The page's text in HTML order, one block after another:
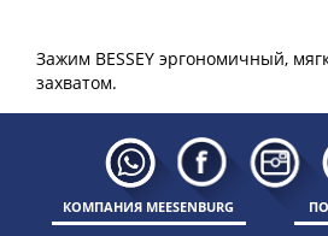
Зажим BESSEY эргономичный,
КОМПАНИЯ MEESENBURG